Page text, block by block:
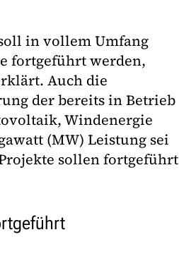
in vollem Umfang
fortgeführt werden,
Auch die
der bereits in Betrieb
Windenergie
(MW) Leistung sei
sollen fortgeführt